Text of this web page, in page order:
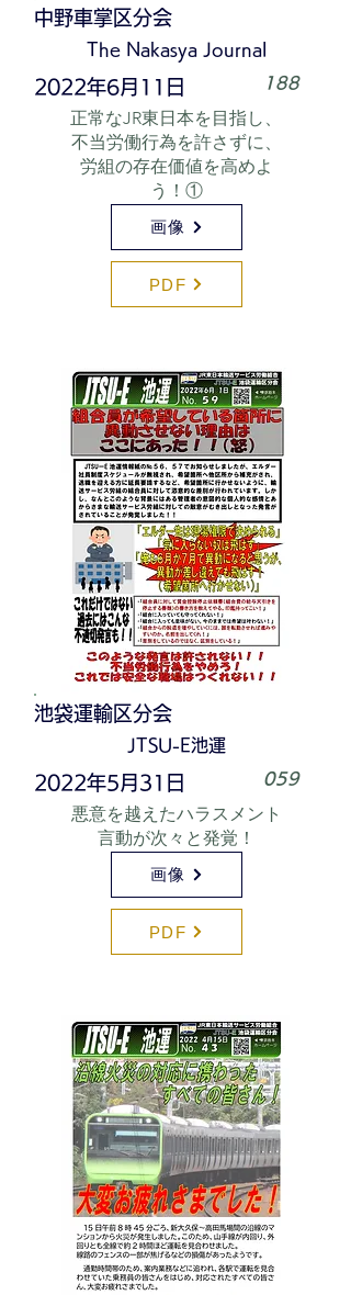
中野車掌区分会
The Nakasya Journal
2022年6月11日 188
正常なJR東日本を目指し、
不当労働行為を許さずに、
労組の存在価値を高めよ
う！①
画像
PDF
池袋運輸区分会
JTSU-E池運
2022年5月31日 059
悪意を越えたハラスメント
言動が次々と発覚！
画像
PDF